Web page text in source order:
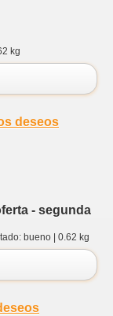
kg
deseos
- segunda
bueno | 0.62 kg